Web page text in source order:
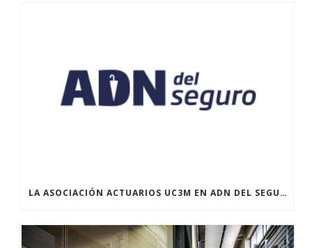
LA ASOCIACIÓN ACTUARIOS UC3M EN ADN DEL SEGURO